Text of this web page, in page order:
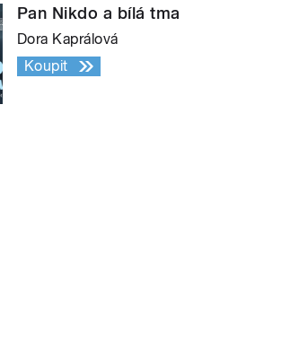
Pan Nikdo a bílá tma
Dora Kaprálová
Koupit